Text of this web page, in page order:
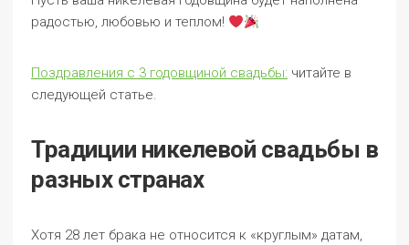
радостью, любовью и теплом!
Поздравления с 3 годовщиной свадьбы: читайте в
следующей статье.
Традиции никелевой свадьбы в
разных странах
Хотя 28 лет брака не относится к «круглым» датам,